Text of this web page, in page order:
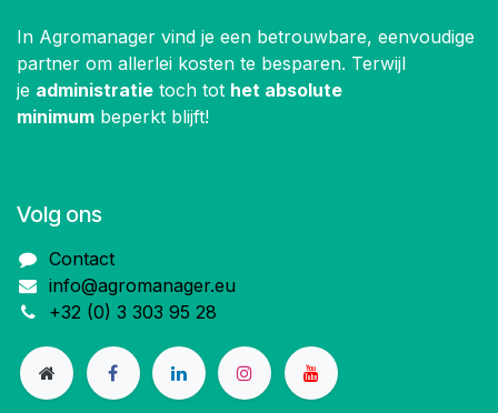
In Agromanager vind je een betrouwbare, eenvoudige
partner om allerlei kosten te besparen. Terwijl
je administratie toch tot het absolute
minimum beperkt blijft!
Volg ons
Contact
info@agromanager.eu
+32 (0) 3 303 95 28